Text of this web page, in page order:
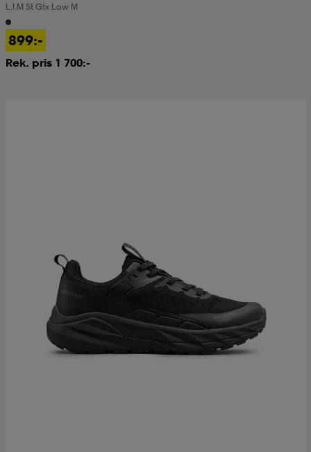
L.i.m St Gtx Low M
899:-
Rek. pris 1 700:-